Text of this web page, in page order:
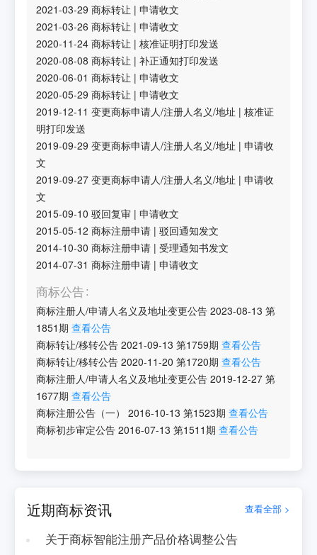
2021-03-29 商标转让 |申请收文
2021-03-26 商标转让 |申请收文
2020-11-24 商标转让 |核准证明打印发送
2020-08-08 商标转让 |补正通知打印发送
2020-06-01 商标转让 |申请收文
2020-05-29 商标转让 |申请收文
2019-12-11 变更商标申请人/注册人名义/地址 |核准证
明打印发送
2019-09-29 变更商标申请人/注册人名义/地址 |申请收
文
2019-09-27 变更商标申请人/注册人名义/地址 |申请收
文
2015-09-10 驳回复审 |申请收文
2015-05-12 商标注册申请 |驳回通知发文
2014-10-30 商标注册申请 |受理通知书发文
2014-07-31 商标注册申请 |申请收文
商标公告
商标注册人/申请人名义及地址变更公告 2023-08-13 第
1851期 查看公告
商标转让/移转公告 2021-09-13 第1759期 查看公告
商标转让/移转公告 2020-11-20 第1720期 查看公告
商标注册人/申请人名义及地址变更公告 2019-12-27 第
1677期 查看公告
商标注册公告（一）
2016-10-13 第1523期 查看公告
商标初步审定公告 2016-07-13 第1511期 查看公告
近期商标资讯 查看全部 >
关于商标智能注册产品价格调整公告